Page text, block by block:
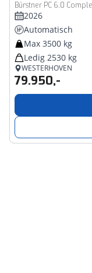
Bürstner PC 6.0
2026
Automatisch
Max 3500 kg
Ledig 2530 kg
WESTERHOVEN
79.950,-